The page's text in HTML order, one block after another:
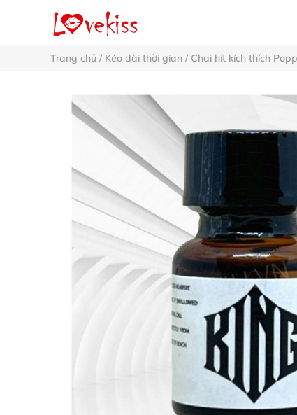
Trang chủ / Kéo dài thời gian / Chai hít kích thích